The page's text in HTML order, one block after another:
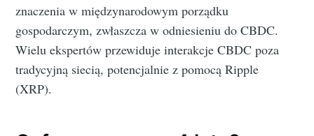
znaczenia w międzynarodowym porządku
gospodarczym, zwłaszcza w odniesieniu do CBDC.
Wielu ekspertów przewiduje interakcje CBDC poza
tradycyjną siecią, potencjalnie z pomocą Ripple
(XRP).